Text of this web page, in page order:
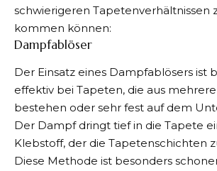
schwierigeren Tapetenverhältnissen
kommen können:
Dampfablöser
Der Einsatz eines Dampfablösers ist
effektiv bei Tapeten, die aus
bestehen oder sehr fest auf dem
Der Dampf dringt tief in die Tapete
Klebstoff, der die Tapetenschichten
Diese Methode ist besonders